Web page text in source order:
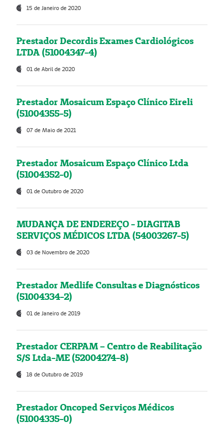
15 de Janeiro de 2020
Prestador Decordis Exames Cardiológicos
LTDA (51004347-4)
01 de Abril de 2020
Prestador Mosaicum Espaço Clínico Eireli
(51004355-5)
07 de Maio de 2021
Prestador Mosaicum Espaço Clínico Ltda
(51004352-0)
01 de Outubro de 2020
MUDANÇA DE ENDEREÇO - DIAGITAB
SERVIÇOS MÉDICOS LTDA (54003267-5)
03 de Novembro de 2020
Prestador Medlife Consultas e Diagnósticos
(51004334-2)
01 de Janeiro de 2019
Prestador CERPAM – Centro de Reabilitação
S/S Ltda-ME (52004274-8)
18 de Outubro de 2019
Prestador Oncoped Serviços Médicos
(51004335-0)